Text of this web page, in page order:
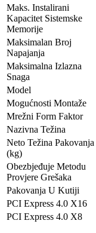
Maks. Instalirani
Kapacitet Sistemske
Memorije
Maksimalan Broj
Napajanja
Maksimalna Izlazna
Snaga
Model
Mogućnosti Montaže
Mrežni Form Faktor
Nazivna Težina
Neto Težina Pakovanja
(kg)
Obezbjeđuje Metodu
Provjere Grešaka
Pakovanja U Kutiji
PCI Express 4.0 X16
PCI Express 4.0 X8